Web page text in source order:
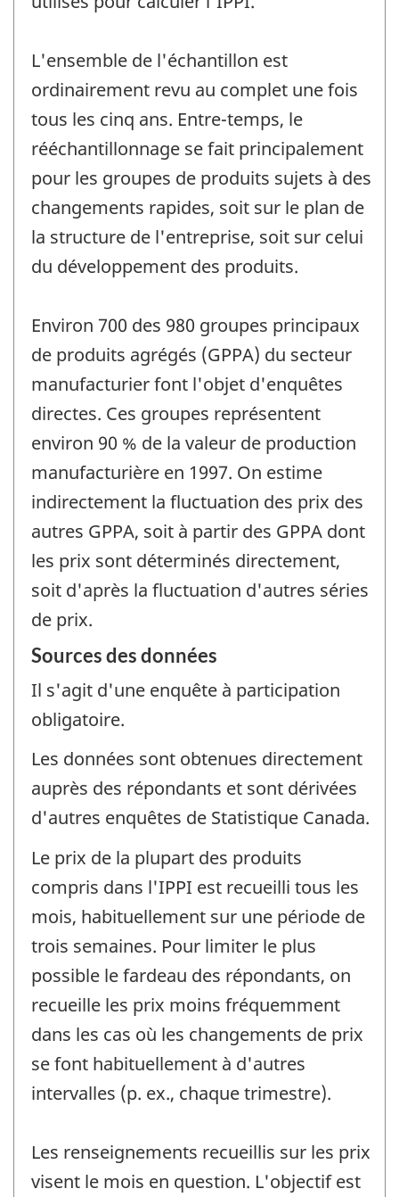
L'ensemble de l'échantillon est
ordinairement revu au complet une fois
tous les cinq ans. Entre-temps, le
rééchantillonnage se fait principalement
pour les groupes de produits sujets à des
changements rapides, soit sur le plan de
la structure de l'entreprise, soit sur celui
du développement des produits.
Environ 700 des 980 groupes principaux
de produits agrégés (GPPA) du secteur
manufacturier font l'objet d'enquêtes
directes. Ces groupes représentent
environ 90 % de la valeur de production
manufacturière en 1997. On estime
indirectement la fluctuation des prix des
autres GPPA, soit à partir des GPPA dont
les prix sont déterminés directement,
soit d'après la fluctuation d'autres séries
de prix.
Sources des données
Il s'agit d'une enquête à participation
obligatoire.
Les données sont obtenues directement
auprès des répondants et sont dérivées
d'autres enquêtes de Statistique Canada.
Le prix de la plupart des produits
compris dans l'IPPI est recueilli tous les
mois, habituellement sur une période de
trois semaines. Pour limiter le plus
possible le fardeau des répondants, on
recueille les prix moins fréquemment
dans les cas où les changements de prix
se font habituellement à d'autres
intervalles (p. ex., chaque trimestre).
Les renseignements recueillis sur les prix
visent le mois en question. L'objectif est